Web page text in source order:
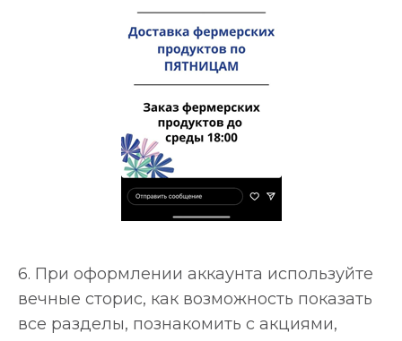
6. При оформлении аккаунта используйте
вечные сторис, как возможность показать
все разделы, познакомить с акциями,